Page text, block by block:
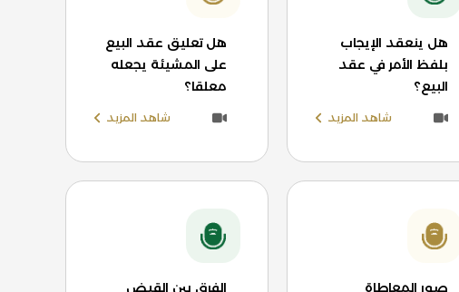
هل ينعقد الإيجاب
بلفظ الأمر في عقد
البيع؟
شاهد المزيد
هل تعليق عقد البيع
على المشيئة يجعله
معلقا؟
شاهد المزيد
صور المعاطاة الفرق بين القبض